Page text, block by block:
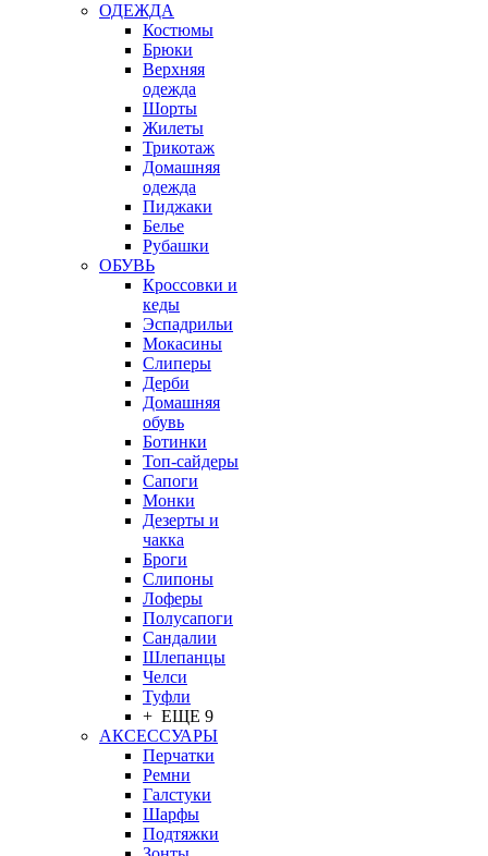
ОДЕЖДА
Костюмы
Брюки
Верхняя
одежда
Шорты
Жилеты
Трикотаж
Домашняя
одежда
Пиджаки
Белье
Рубашки
ОБУВЬ
Кроссовки и
кеды
Эспадрильи
Мокасины
Слиперы
Дерби
Домашняя
обувь
Ботинки
Топ-сайдеры
Сапоги
Монки
Дезерты и
чакка
Броги
Слипоны
Лоферы
Полусапоги
Сандалии
Шлепанцы
Челси
Туфли
+ ЕЩЕ 9
АКСЕССУАРЫ
Перчатки
Ремни
Галстуки
Шарфы
Подтяжки